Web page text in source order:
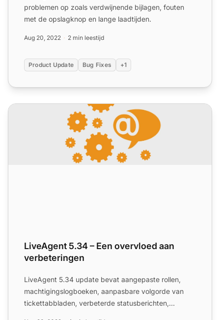
problemen op zoals verdwijnende bijlagen, fouten
met de opslagknop en lange laadtijden.
Aug 20, 2022 2 min leestijd
Product Update Bug Fixes +1
LiveAgent 5.34 – Een overvloed aan verbeteringen
LiveAgent 5.34 – Een overvloed aan
verbeteringen
LiveAgent 5.34 update bevat aangepaste rollen,
machtigingslogboeken, aanpasbare volgorde van
tickettabbladen, verbeterde statusberichten,